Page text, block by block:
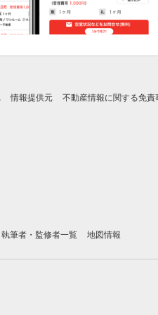
情報提供元 不動産情報に関する免責
執筆者・監修者一覧 地図情報